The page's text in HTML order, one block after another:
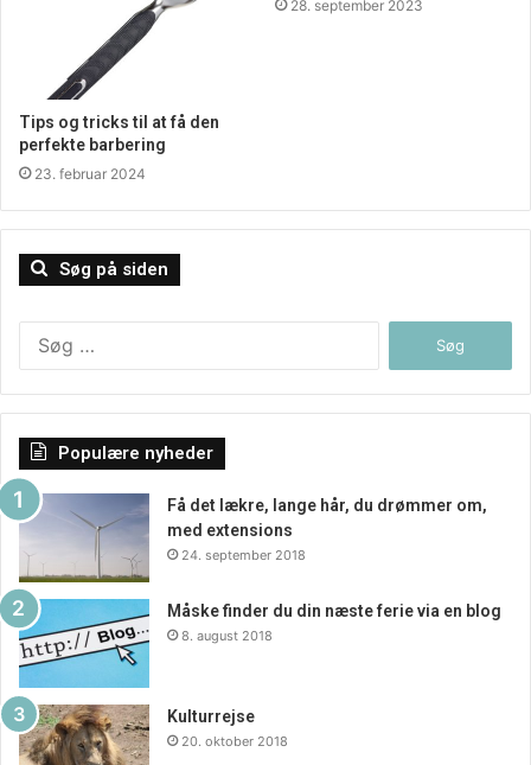
også en god ide, at klikke sig ind på hjemmesiden her,
hvor man altså kan hente masser af inspiration. Og hvor
man har muligheden for at gøre det nemt for sig selv.
Selvom man handler online.
Tips og tricks til at få den
perfekte barbering
23. februar 2024
28. september 2023
Søg på siden
Populære nyheder
Få det lækre, lange hår, du drømmer om,
med extensions
24. september 2018
Måske finder du din næste ferie via en blog
8. august 2018
Kulturrejse
20. oktober 2018